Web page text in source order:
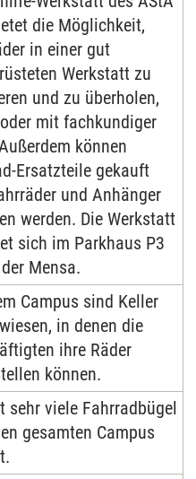
die Möglichkeit,
in einer gut
Werkstatt zu
und zu überholen,
mit fachkundiger
können
Ersatzteile gekauft
und Anhänger
werden. Die Werkstatt
sich im Parkhaus P3
Mensa.
Campus sind Keller
in denen die
ihre Räder
können.
sehr viele Fahrradbügel
gesamten Campus